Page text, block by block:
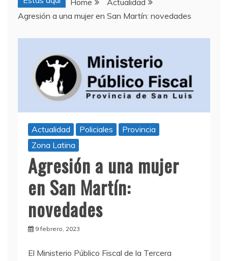
Home
Actualidad
Agresión a una mujer en San Martín: novedades
Actualidad Policiales
Provincia
Zona Latina
Agresión a una mujer
en San Martín:
novedades
9 febrero, 2023
El Ministerio Público Fiscal de la Tercera